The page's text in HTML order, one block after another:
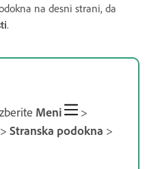
na desni strani, da
.
Meni
>
> Stranska podokna >